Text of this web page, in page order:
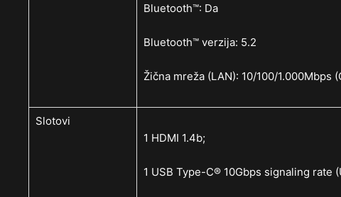
Bluetooth™: Da
Bluetooth™ verzija: 5.2
Žična mreža (LAN): 10/100/1.000Mbps
Slotovi
1 HDMI 1.4b;
1 USB Type-C® 10Gbps signaling rate